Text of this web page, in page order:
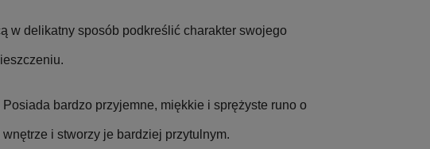
w delikatny sposób podkreślić charakter swojego
bardzo przyjemne, miękkie i sprężyste runo o
i stworzy je bardziej przytulnym.